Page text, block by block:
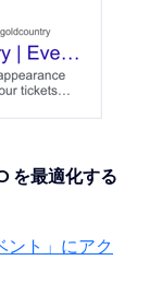
を最適化する
ント」にアク